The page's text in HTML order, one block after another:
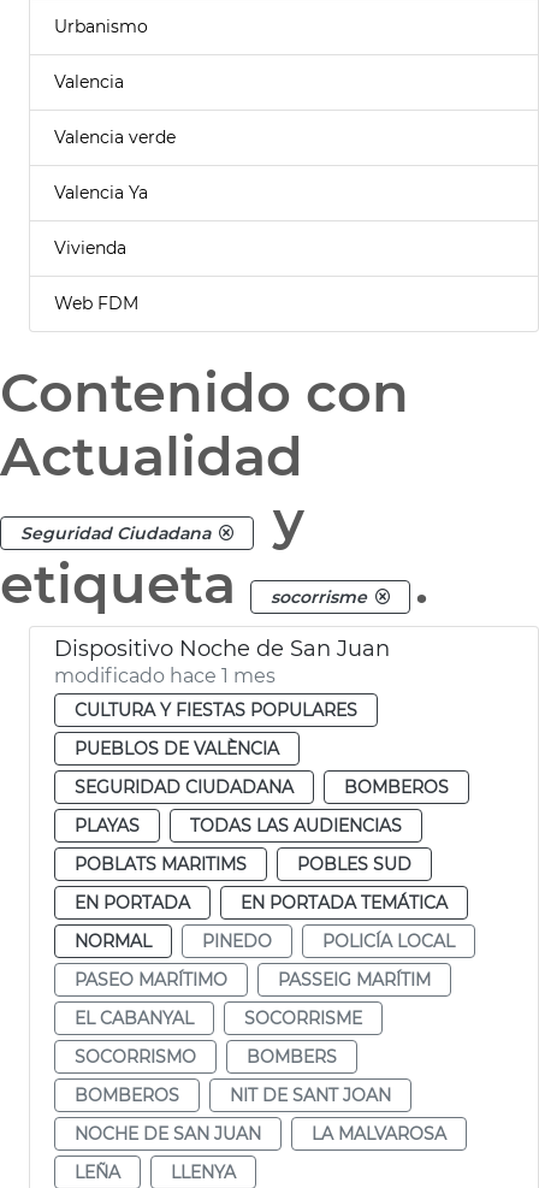
Urbanismo
Valencia
Valencia verde
Valencia Ya
Vivienda
Web FDM
Contenido con
Actualidad
Seguridad Ciudadana
y
etiqueta
socorrisme .
Dispositivo Noche de San Juan
modificado hace 1 mes
CULTURA Y FIESTAS POPULARES
PUEBLOS DE VALÈNCIA
SEGURIDAD CIUDADANA
BOMBEROS
PLAYAS
TODAS LAS AUDIENCIAS
POBLATS MARITIMS
POBLES SUD
EN PORTADA
EN PORTADA TEMÁTICA
NORMAL
PINEDO
POLICÍA LOCAL
PASEO MARÍTIMO
PASSEIG MARÍTIM
EL CABANYAL
SOCORRISME
SOCORRISMO
BOMBERS
BOMBEROS
NIT DE SANT JOAN
NOCHE DE SAN JUAN
LA MALVAROSA
LEÑA
LLENYA